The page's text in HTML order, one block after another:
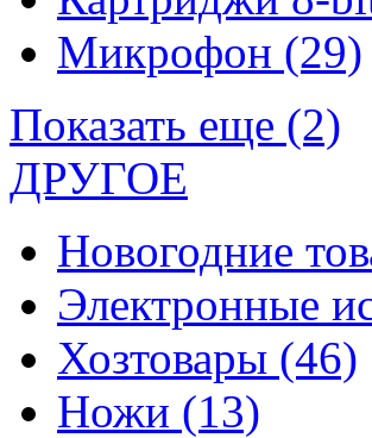
Микрофон (29)
Показать еще (2)
ДРУГОЕ
Новогодние
Электронные
Хозтовары (46)
Ножи (13)